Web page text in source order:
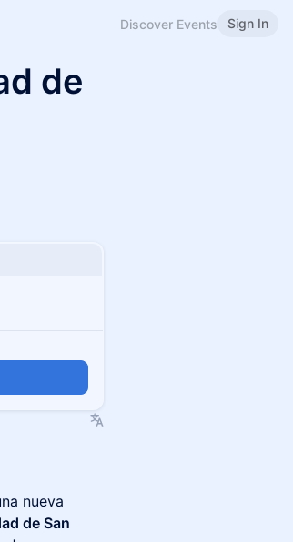
Discover Events Sign In
de
nueva
de San